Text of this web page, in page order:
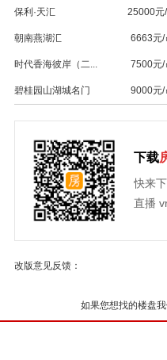
保利·天汇 25000元
朝南燕湖汇 6663元/
时代香海彼岸（二... 7500元/
碧桂园山湖城名门 9000元/
下载
快来
直播
改版意见反馈：
如果您想找的楼盘